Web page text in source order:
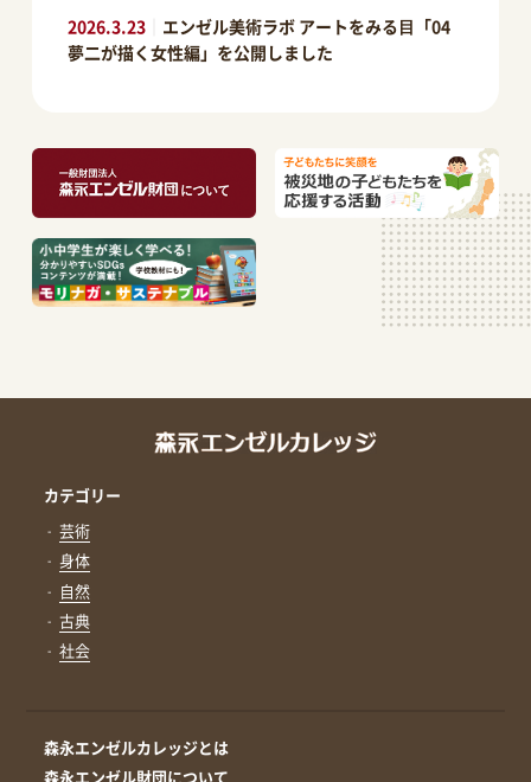
2026.3.23｜ エンゼル美術ラボ アートをみる⽬「04
夢二が描く女性編」を公開しました
カテゴリー
芸術
身体
自然
古典
社会
森永エンゼルカレッジとは
森永エンゼル財団について